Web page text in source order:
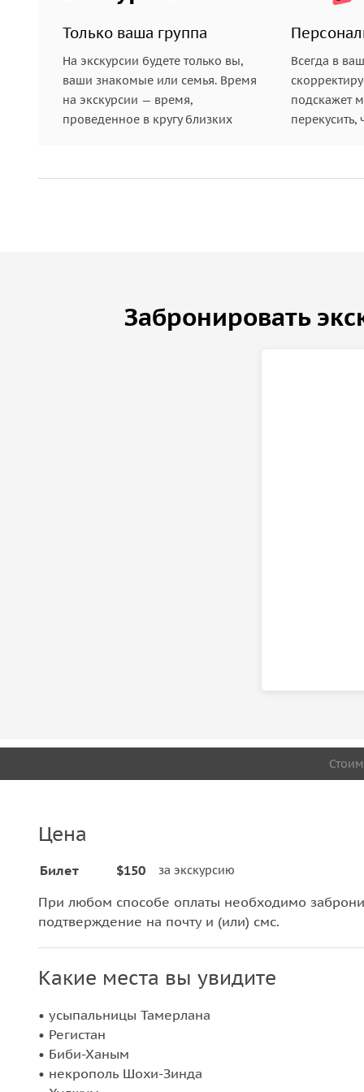
Только ваша группа
На экскурсии будете только вы,
ваши знакомые или семья. Время
на экскурсии — время,
проведенное в кругу близких
Всегда в
подскажет
перекусить,
Забронировать
Цена
Билет $150 за экскурсию
При любом способе оплаты необходимо
подтверждение на почту и (или) смс.
Какие места вы увидите
• усыпальницы Тамерлана
• Регистан
• Биби-Ханым
• некрополь Шохи-Зинда